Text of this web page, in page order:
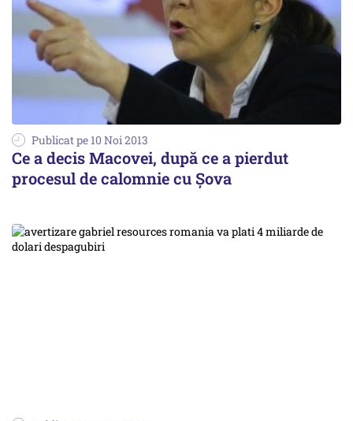
Publicat pe 10 Noi 2013
Ce a decis Macovei, după ce a pierdut
procesul de calomnie cu Șova